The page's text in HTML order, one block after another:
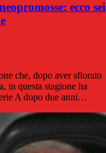
ecco sei
che, dopo aver sfiorato
in questa stagione ha
A dopo due anni…